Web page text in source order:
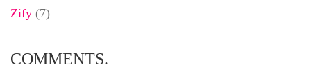
Zify (7)
COMMENTS.